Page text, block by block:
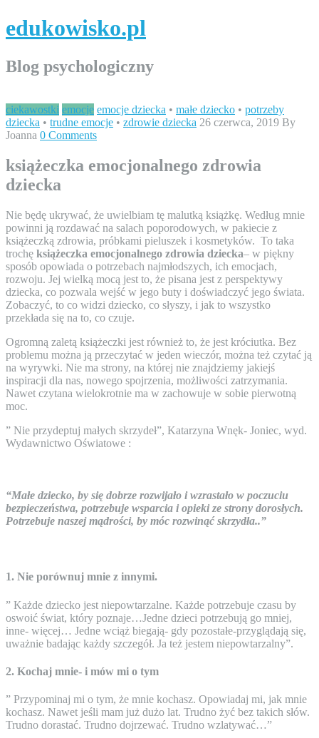
edukowisko.pl
Blog psychologiczny
ciekawostki emocje emocje dziecka • małe dziecko • potrzeby
dziecka • trudne emocje • zdrowie dziecka 26 czerwca, 2019 By
Joanna 0 Comments
książeczka emocjonalnego zdrowia
dziecka
Nie będę ukrywać, że uwielbiam tę malutką książkę. Według mnie
powinni ją rozdawać na salach poporodowych, w pakiecie z
książeczką zdrowia, próbkami pieluszek i kosmetyków. To taka
trochę książeczka emocjonalnego zdrowia dziecka– w piękny
sposób opowiada o potrzebach najmłodszych, ich emocjach,
rozwoju. Jej wielką mocą jest to, że pisana jest z perspektywy
dziecka, co pozwala wejść w jego buty i doświadczyć jego świata.
Zobaczyć, to co widzi dziecko, co słyszy, i jak to wszystko
przekłada się na to, co czuje.
Ogromną zaletą książeczki jest również to, że jest króciutka. Bez
problemu można ją przeczytać w jeden wieczór, można też czytać ją
na wyrywki. Nie ma strony, na której nie znajdziemy jakiejś
inspiracji dla nas, nowego spojrzenia, możliwości zatrzymania.
Nawet czytana wielokrotnie ma w zachowuje w sobie pierwotną
moc.
” Nie przydeptuj małych skrzydeł”, Katarzyna Wnęk- Joniec, wyd.
Wydawnictwo Oświatowe :
“Małe dziecko, by się dobrze rozwijało i wzrastało w poczuciu
bezpieczeństwa, potrzebuje wsparcia i opieki ze strony dorosłych.
Potrzebuje naszej mądrości, by móc rozwinąć skrzydła..”
1. Nie porównuj mnie z innymi.
” Każde dziecko jest niepowtarzalne. Każde potrzebuje czasu by
oswoić świat, który poznaje…Jedne dzieci potrzebują go mniej,
inne- więcej… Jedne wciąż biegają- gdy pozostałe-przyglądają się,
uważnie badając każdy szczegół. Ja też jestem niepowtarzalny”.
2. Kochaj mnie- i mów mi o tym
” Przypominaj mi o tym, że mnie kochasz. Opowiadaj mi, jak mnie
kochasz. Nawet jeśli mam już dużo lat. Trudno żyć bez takich słów.
Trudno dorastać. Trudno dojrzewać. Trudno wzlatywać…”